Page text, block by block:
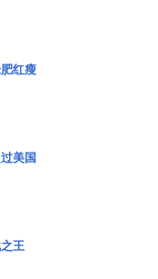
红瘦
美国
王